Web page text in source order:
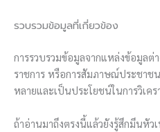
รวบรวมข้อมูลที่เกี่ยวข้อง
การรวบรวมข้อมูลจากแหล่งข้อมูลต่
ราชการ หรือการสัมภาษณ์ประชา
หลายและเป็นประโยชน์ในการวิเค
ถ้าอ่านมาถึงตรงนี้แล้วยังรู้สึกมึนหัว